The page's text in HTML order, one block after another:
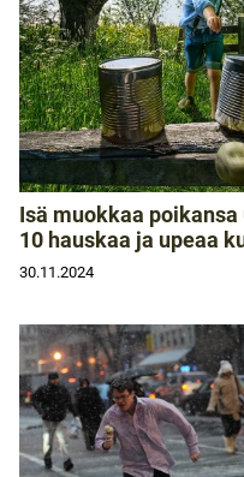
Isä muokkaa
10 hauskaa ja upeaa
30.11.2024